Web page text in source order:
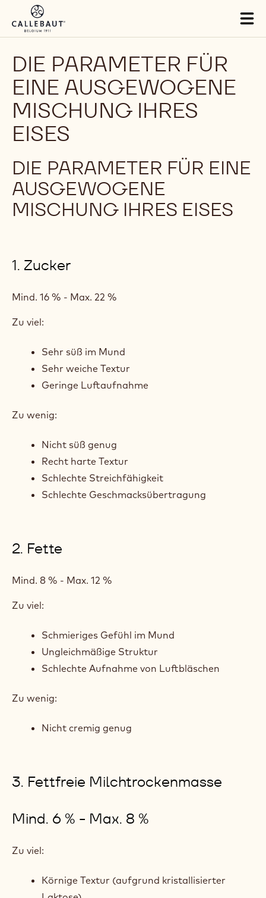
Skip to main content
DIE PARAMETER FÜR
EINE AUSGEWOGENE
MISCHUNG IHRES
EISES
DIE PARAMETER FÜR EINE
AUSGEWOGENE
MISCHUNG IHRES EISES
1. Zucker
Mind. 16 % - Max. 22 %
Zu viel:
Sehr süß im Mund
Sehr weiche Textur
Geringe Luftaufnahme
Zu wenig:
Nicht süß genug
Recht harte Textur
Schlechte Streichfähigkeit
Schlechte Geschmacksübertragung
2. Fette
Mind. 8 % - Max. 12 %
Zu viel:
Schmieriges Gefühl im Mund
Ungleichmäßige Struktur
Schlechte Aufnahme von Luftbläschen
Zu wenig:
Nicht cremig genug
3. Fettfreie Milchtrockenmasse
Mind. 6 % - Max. 8 %
Zu viel:
Körnige Textur (aufgrund kristallisierter